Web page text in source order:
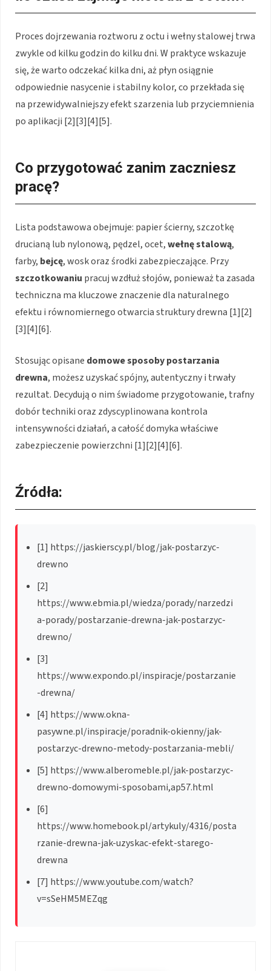
Proces dojrzewania roztworu z octu i wełny stalowej trwa
zwykle od kilku godzin do kilku dni. W praktyce wskazuje
się, że warto odczekać kilka dni, aż płyn osiągnie
odpowiednie nasycenie i stabilny kolor, co przekłada się
na przewidywalniejszy efekt szarzenia lub przyciemnienia
po aplikacji [2][3][4][5].
Co przygotować zanim zaczniesz
pracę?
Lista podstawowa obejmuje: papier ścierny, szczotkę
drucianą lub nylonową, pędzel, ocet,wełnę stalową,
farby, bejcę, wosk oraz środki zabezpieczające. Przy
szczotkowaniu pracuj wzdłuż słojów, ponieważ ta zasada
techniczna ma kluczowe znaczenie dla naturalnego
efektu i równomiernego otwarcia struktury drewna [1][2]
[3][4][6].
Stosując opisane domowe sposoby postarzania
drewna, możesz uzyskać spójny, autentyczny i trwały
rezultat. Decydują o nim świadome przygotowanie, trafny
dobór techniki oraz zdyscyplinowana kontrola
intensywności działań, a całość domyka właściwe
zabezpieczenie powierzchni [1][2][4][6].
Źródła:
[1] https://jaskierscy.pl/blog/jak-postarzyc-
drewno
[2]
https://www.ebmia.pl/wiedza/porady/narzedzi
a-porady/postarzanie-drewna-jak-postarzyc-
drewno/
[3]
https://www.expondo.pl/inspiracje/postarzanie
-drewna/
[4] https://www.okna-
pasywne.pl/inspiracje/poradnik-okienny/jak-
postarzyc-drewno-metody-postarzania-mebli/
[5] https://www.alberomeble.pl/jak-postarzyc-
drewno-domowymi-sposobami,ap57.html
[6]
https://www.homebook.pl/artykuly/4316/posta
rzanie-drewna-jak-uzyskac-efekt-starego-
drewna
[7] https://www.youtube.com/watch?
v=sSeHM5MEZqg